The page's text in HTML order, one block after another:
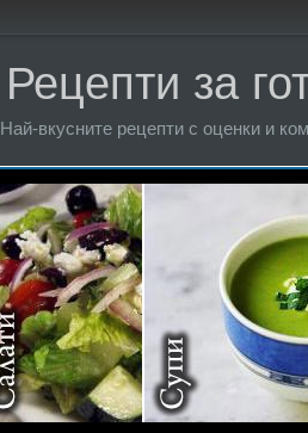
Рецепти за
Най-вкусните рецепти с оценки и